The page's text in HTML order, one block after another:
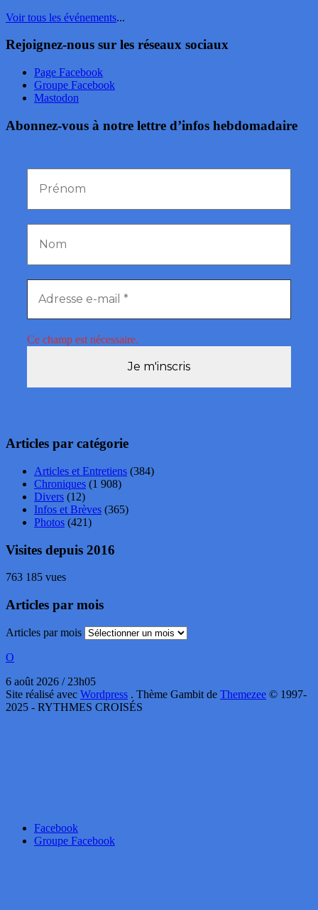
Voir tous les événements...
Rejoignez-nous sur les réseaux sociaux
Page Facebook
Groupe Facebook
Mastodon
Abonnez-vous à notre lettre d’infos hebdomadaire
Ce champ est nécessaire.
Articles par catégorie
Articles et Entretiens (384)
Chroniques (1 908)
Divers (12)
Infos et Brèves (365)
Photos (421)
Visites depuis 2016
763 185 vues
Articles par mois
Articles par mois
O
6 août 2026 / 23h05
Site réalisé avec Wordpress . Thème Gambit de Themezee © 1997-
2025 - RYTHMES CROISÉS
Facebook
Groupe Facebook